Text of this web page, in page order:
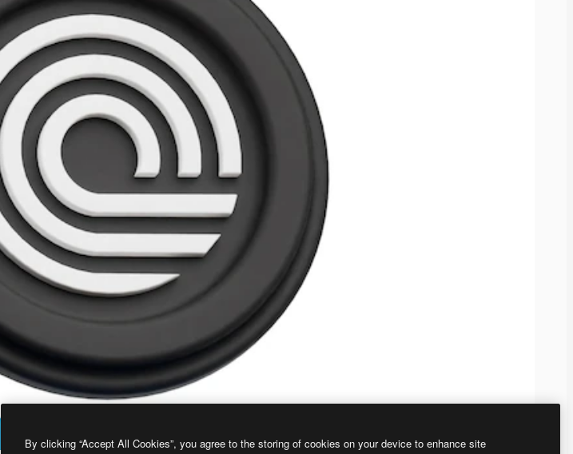
By clicking “Accept All Cookies”, you agree to the storing of cookies on your device to enhance site